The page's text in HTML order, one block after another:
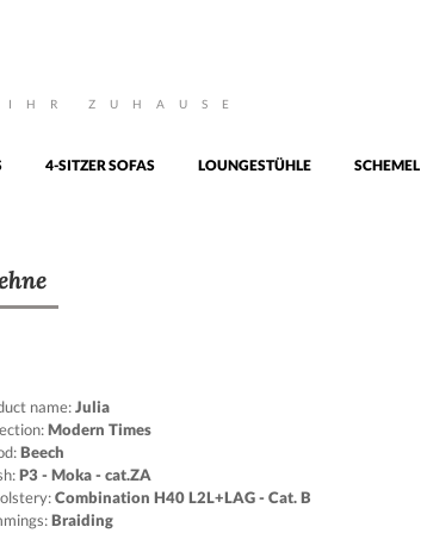
ZUHAUSE
4-SITZER SOFAS LOUNGESTÜHLE SCHEMEL
name:Julia
Modern Times
Beech
P3 - Moka - cat.ZA
Combination H40 L2L+LAG - Cat. B
Braiding